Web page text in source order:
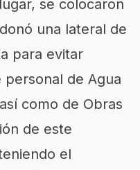
se colocaron
una lateral de
para evitar
de Agua
como de Obras
de este
el